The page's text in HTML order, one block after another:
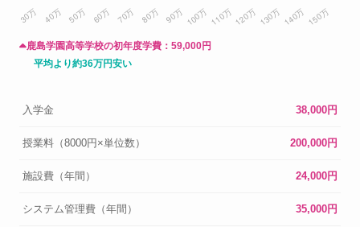
鹿島学園高等学校の初年度学費： 59,000円
平均より約36万円安い
入学金 38,000円
授業料（8000円×単位数） 200,000円
施設費（年間） 24,000円
システム管理費（年間） 35,000円